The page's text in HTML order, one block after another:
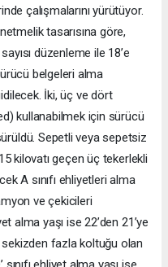
çalışmalarını yürütüyor.
tasarısına göre,
düzenleme ile 18’e
belgeleri alma
İki, üç ve dört
kullanabilmek için sürücü
Sepetli veya sepetsiz
kilovatı geçen üç tekerlekli
A sınıfı ehliyetleri alma
ve çekicileri
alma yaşı ise 22’den 21’ye
sekizden fazla koltuğu olan